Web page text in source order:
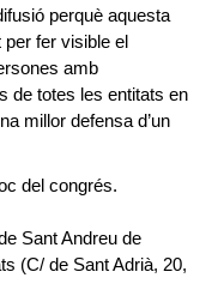
perquè aquesta
per fer visible el
amb
de totes les entitats en
millor defensa d’un
del congrés.
Sant Andreu de
(C/ de Sant Adrià, 20,